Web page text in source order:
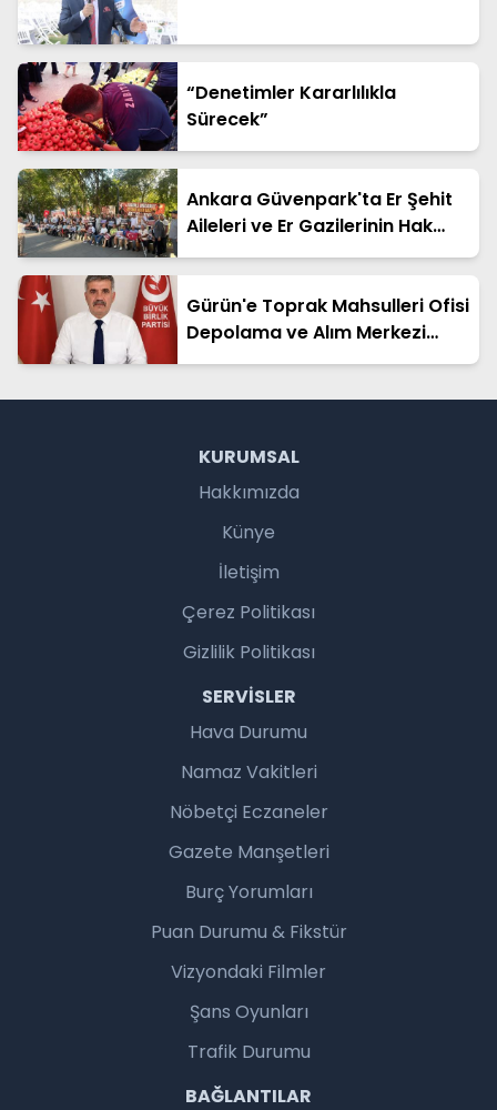
“Denetimler Kararlılıkla
Sürecek”
Ankara Güvenpark'ta Er Şehit
Aileleri ve Er Gazilerinin Hak
Arayışı Sürüyor
Gürün'e Toprak Mahsulleri Ofisi
Depolama ve Alım Merkezi
Kurulmalıdır
KURUMSAL
Hakkımızda
Künye
İletişim
Çerez Politikası
Gizlilik Politikası
SERVISLER
Hava Durumu
Namaz Vakitleri
Nöbetçi Eczaneler
Gazete Manşetleri
Burç Yorumları
Puan Durumu & Fikstür
Vizyondaki Filmler
Şans Oyunları
Trafik Durumu
BAĞLANTILAR